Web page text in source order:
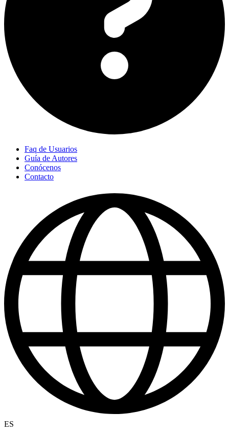
Faq de Usuarios
Guía de Autores
Conócenos
Contacto
ES